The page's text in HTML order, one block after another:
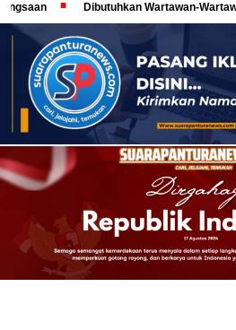
Dibutuhkan Wartawan-Wartawati